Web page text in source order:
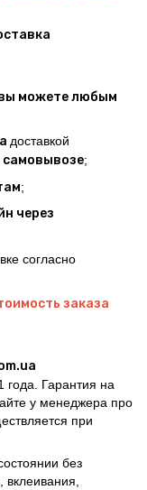
вы можете любым
доставкой
самовывозе;
;
через
согласно
заказа
года. Гарантия на
у менеджера про
при
без
вклеивания,